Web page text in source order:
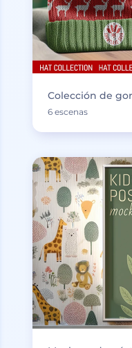
Colección de
6 escenas